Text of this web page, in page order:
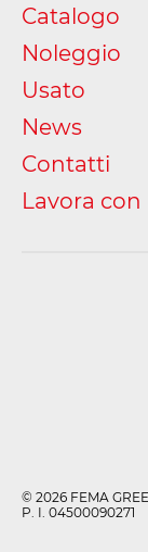
Catalogo
Noleggio
Usato
News
Contatti
Lavora con
© 2026 FEMA
P. I. 04500090271